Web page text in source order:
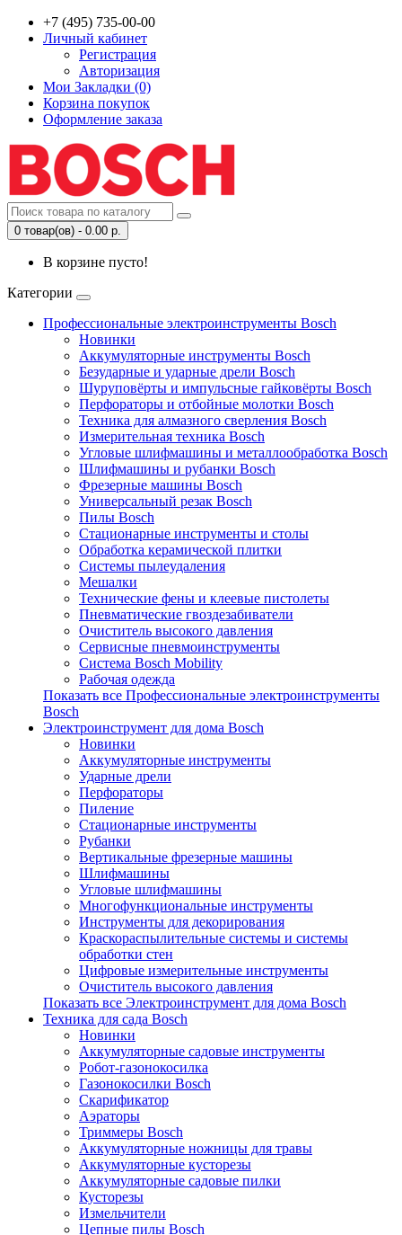
+7 (495) 735-00-00
Личный кабинет
Регистрация
Авторизация
Мои Закладки (0)
Корзина покупок
Оформление заказа
0 товар(ов) - 0.00 р.
В корзине пусто!
Категории
Профессиональные электроинструменты Bosch
Новинки
Аккумуляторные инструменты Bosch
Безударные и ударные дрели Bosch
Шуруповёрты и импульсные гайковёрты Bosch
Перфораторы и отбойные молотки Bosch
Техника для алмазного сверления Bosch
Измерительная техника Bosch
Угловые шлифмашины и металлообработка Bosch
Шлифмашины и рубанки Bosch
Фрезерные машины Bosch
Универсальный резак Bosch
Пилы Bosch
Стационарные инструменты и столы
Обработка керамической плитки
Системы пылеудаления
Мешалки
Технические фены и клеевые пистолеты
Пневматические гвоздезабиватели
Очиститель высокого давления
Сервисные пневмоинструменты
Система Bosch Mobility
Рабочая одежда
Показать все Профессиональные электроинструменты
Bosch
Электроинструмент для дома Bosch
Новинки
Аккумуляторные инструменты
Ударные дрели
Перфораторы
Пиление
Стационарные инструменты
Рубанки
Вертикальные фрезерные машины
Шлифмашины
Угловые шлифмашины
Многофункциональные инструменты
Инструменты для декорирования
Краскораспылительные системы и системы
обработки стен
Цифровые измерительные инструменты
Очиститель высокого давления
Показать все Электроинструмент для дома Bosch
Техника для сада Bosch
Новинки
Аккумуляторные садовые инструменты
Робот-газонокосилка
Газонокосилки Bosch
Скарификатор
Аэраторы
Триммеры Bosch
Аккумуляторные ножницы для травы
Аккумуляторные кусторезы
Аккумуляторные садовые пилки
Кусторезы
Измельчители
Цепные пилы Bosch